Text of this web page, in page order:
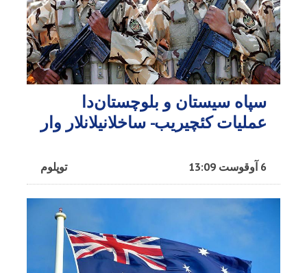
سپاه سیستان و بلوچستان‌دا
عملیات کئچیریب- ساخلانیلانلار وار
توپلوم 6 آوقوست 13:09